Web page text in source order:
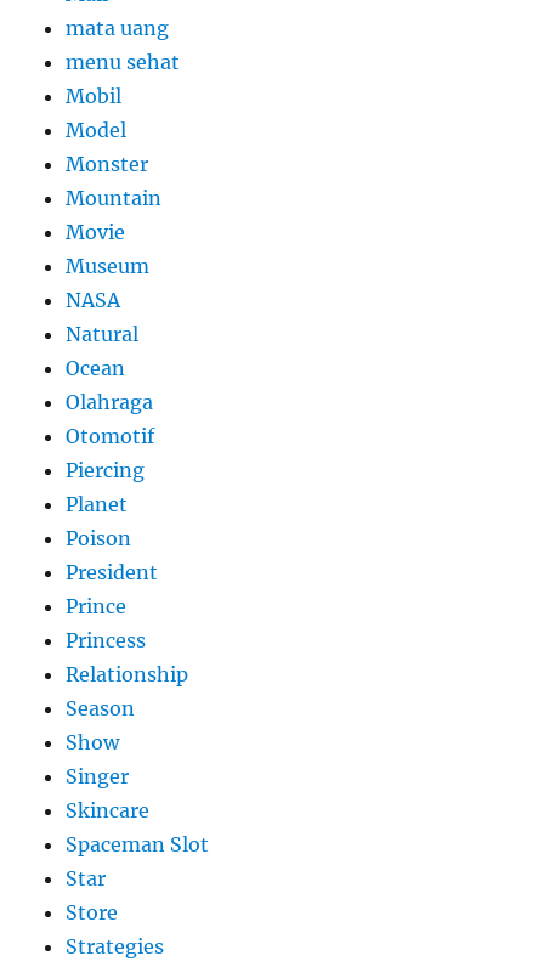
mata uang
menu sehat
Mobil
Model
Monster
Mountain
Movie
Museum
NASA
Natural
Ocean
Olahraga
Otomotif
Piercing
Planet
Poison
President
Prince
Princess
Relationship
Season
Show
Singer
Skincare
Spaceman Slot
Star
Store
Strategies